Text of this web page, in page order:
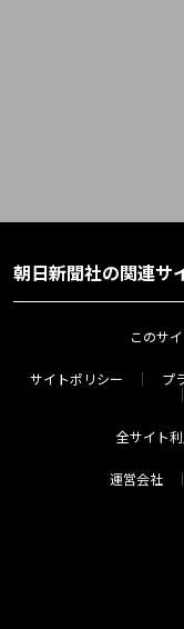
朝日新聞社の関連サ
このサ
サイトポリシー プ
全サイト
運営会社